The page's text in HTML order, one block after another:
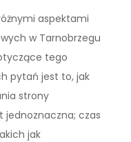
aspektami
w Tarnobrzegu
tego
pytań jest to, jak
strony
jednoznaczna; czas
jak